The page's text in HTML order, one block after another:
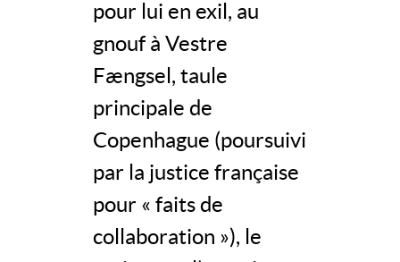
pour lui en exil, au
gnouf à Vestre
Fængsel, taule
principale de
Copenhague (poursuivi
par la justice française
pour « faits de
collaboration »), le